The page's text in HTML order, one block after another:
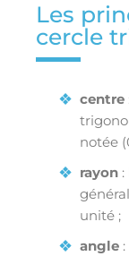
Les
cercle
centre
notée
rayon
unité ;
angle